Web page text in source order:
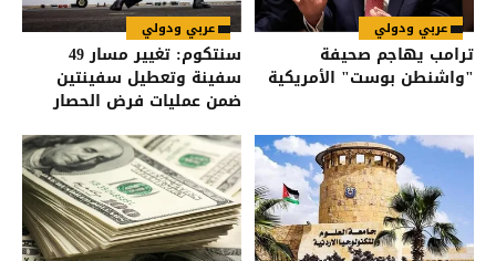
عربي ودولي
ترامب يهاجم صحيفة
"واشنطن بوست" الأمريكية
عربي ودولي
سنتكوم: تغيير مسار 49
سفينة وتعطيل سفينتين
ضمن عمليات فرض الحصار